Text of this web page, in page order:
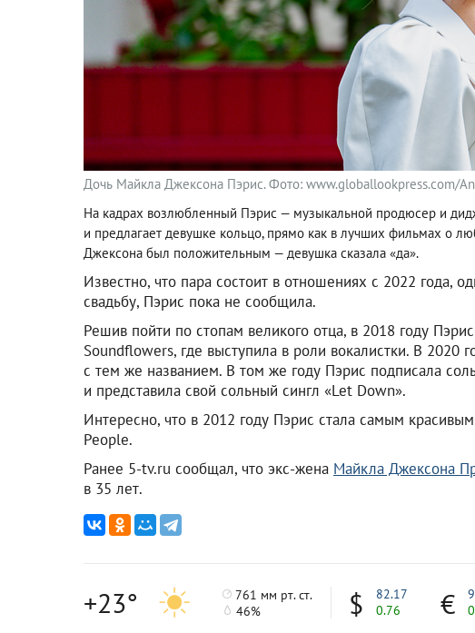
Дочь Майкла Джексона Пэрис. Фото: www.globallookpress.com/
На кадрах возлюбленный Пэрис — музыкальной продюсер и
и предлагает девушке кольцо, прямо как в лучших фильмах о
Джексона был положительным — девушка сказала «да».
Известно, что пара состоит в отношениях с 2022 года,
свадьбу, Пэрис пока не сообщила.
Решив пойти по стопам великого отца, в 2018 году
Soundflowers, где выступила в роли вокалистки. В
с тем же названием. В том же году Пэрис подписала
и представила свой сольный сингл «Let Down».
Интересно, что в 2012 году Пэрис стала самым
People.
Ранее 5-tv.ru сообщал, что экс-жена Майкла Джексона
в 35 лет.
+23°
761 мм рт. ст.
46%
82.17
0.76